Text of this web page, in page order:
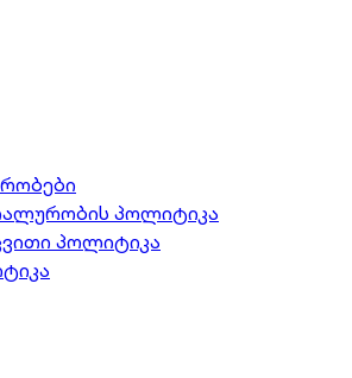
პოლიტიკა
პოლიტიკა